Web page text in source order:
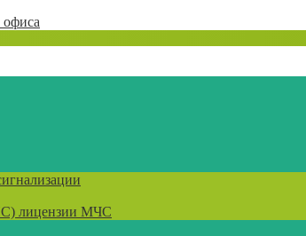
офиса
лицензии МЧС